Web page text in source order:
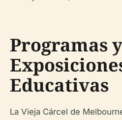
Programas y
Educativas
La Vieja Cárcel de